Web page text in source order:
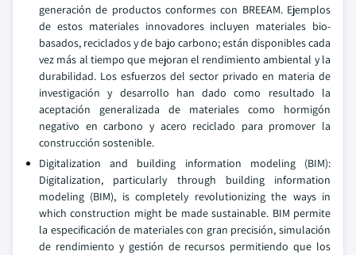
generación de productos conformes con BREEAM. Ejemplos
de estos materiales innovadores incluyen materiales bio-
basados, reciclados y de bajo carbono; están disponibles cada
vez más al tiempo que mejoran el rendimiento ambiental y la
durabilidad. Los esfuerzos del sector privado en materia de
investigación y desarrollo han dado como resultado la
aceptación generalizada de materiales como hormigón
negativo en carbono y acero reciclado para promover la
construcción sostenible.
Digitalization and building information modeling (BIM):
Digitalization, particularly through building information
modeling (BIM), is completely revolutionizing the ways in
which construction might be made sustainable. BIM permite
la especificación de materiales con gran precisión, simulación
de rendimiento y gestión de recursos permitiendo que los